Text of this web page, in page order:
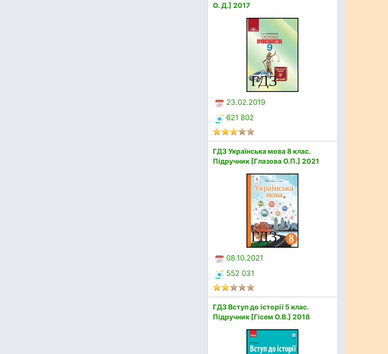
О. Д.] 2017
23.02.2019
621 802
ГДЗ Українська мова 8 клас.
Підручник [Глазова О.П.] 2021
08.10.2021
552 031
ГДЗ Вступ до історії 5 клас.
Підручник [Гісем О.В.] 2018